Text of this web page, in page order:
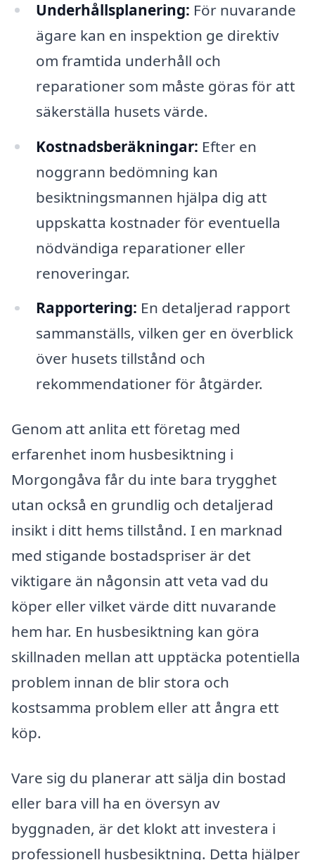
Underhållsplanering: För nuvarande
ägare kan en inspektion ge direktiv
om framtida underhåll och
reparationer som måste göras för att
säkerställa husets värde.
Kostnadsberäkningar: Efter en
noggrann bedömning kan
besiktningsmannen hjälpa dig att
uppskatta kostnader för eventuella
nödvändiga reparationer eller
renoveringar.
Rapportering: En detaljerad rapport
sammanställs, vilken ger en överblick
över husets tillstånd och
rekommendationer för åtgärder.
Genom att anlita ett företag med
erfarenhet inom husbesiktning i
Morgongåva får du inte bara trygghet
utan också en grundlig och detaljerad
insikt i ditt hems tillstånd. I en marknad
med stigande bostadspriser är det
viktigare än någonsin att veta vad du
köper eller vilket värde ditt nuvarande
hem har. En husbesiktning kan göra
skillnaden mellan att upptäcka potentiella
problem innan de blir stora och
kostsamma problem eller att ångra ett
köp.
Vare sig du planerar att sälja din bostad
eller bara vill ha en översyn av
byggnaden, är det klokt att investera i
professionell husbesiktning. Detta hjälper